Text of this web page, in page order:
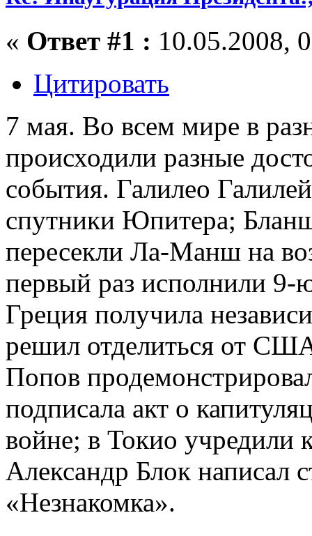
« Ответ #1 : 10.05.2008,
Цитировать
7 мая. Во всем мире в
происходили разные
события. Галилео
спутники Юпитера;
пересекли Ла-Манш на
первый раз исполнили
Греция получила
решил отделиться от
Попов
подписала акт о
войне; в Токио учредили
Александр Блок написал
«Незнакомка».